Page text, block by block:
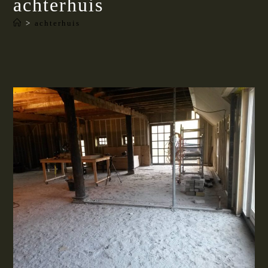
achterhuis
> achterhuis